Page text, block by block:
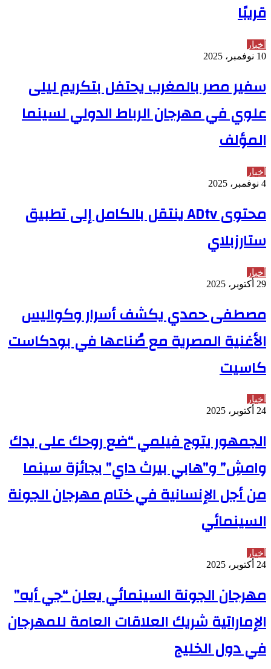
قريبًا
أخبار
10 نوفمبر، 2025
سفير مصر بالمغرب يحتفل بتكريم ليلى
علوي في مهرجان الرباط الدولي لسينما
المؤلف
أخبار
4 نوفمبر، 2025
محتوى ADtv ينتقل بالكامل إلى تطبيق
ستارزبلاي
أخبار
29 أكتوبر، 2025
مصطفى حمدي يكشف أسرار وكواليس
الأغنية المصرية مع صُناعها في بودكاست
كاسيت
أخبار
24 أكتوبر، 2025
الجمهور يتوج فيلمي “ضع روحك على يدك
وامشِ” و”هابي بيرث داي” بجائزة سينما
من أجل الإنسانية في ختام مهرجان الجونة
السينمائي
أخبار
24 أكتوبر، 2025
مهرجان الجونة السينمائي يعلن “جي أيه”
الإماراتية شريك العلاقات العامة للمهرجان
في دول الخليج